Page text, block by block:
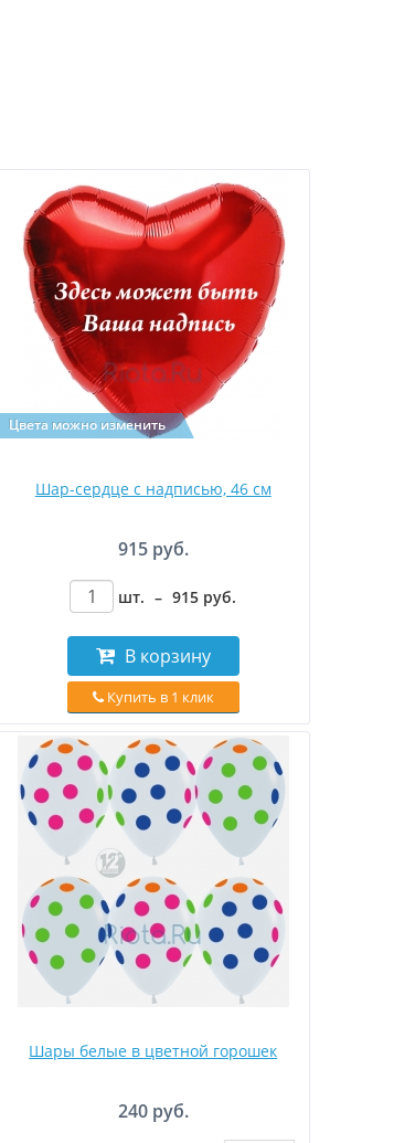
Цвета можно изменить
Шар-сердце с надписью, 46 см
915 руб.
шт. – 915 руб.
В корзину
Купить в 1 клик
Шары белые в цветной горошек
240 руб.